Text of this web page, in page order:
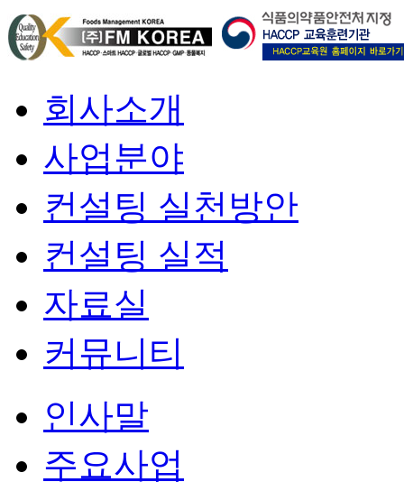
회사소개
사업분야
컨설팅 실천방안
컨설팅 실적
자료실
커뮤니티
인사말
주요사업